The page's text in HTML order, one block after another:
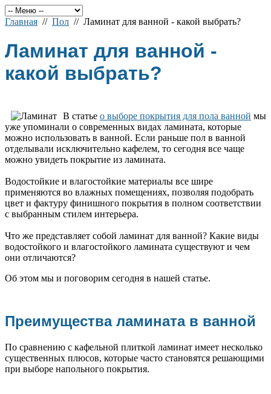
Главная // Пол // Ламинат для ванной - какой выбрать?
Ламинат для ванной -
какой выбрать?
В статье о выборе покрытия для пола ванной мы
уже упоминали о современных видах ламината, которые
можно использовать в ванной. Если раньше пол в ванной
отделывали исключительно кафелем, то сегодня все чаще
можно увидеть покрытие из ламината.
Водостойкие и влагостойкие материалы все шире
применяются во влажных помещениях, позволяя подобрать
цвет и фактуру финишного покрытия в полном соответствии
с выбранным стилем интерьера.
Что же представляет собой ламинат для ванной? Какие виды
водостойкого и влагостойкого ламината существуют и чем
они отличаются?
Об этом мы и поговорим сегодня в нашей статье.
Преимущества ламината в ванной
По сравнению с кафельной плиткой ламинат имеет несколько
существенных плюсов, которые часто становятся решающими
при выборе напольного покрытия.